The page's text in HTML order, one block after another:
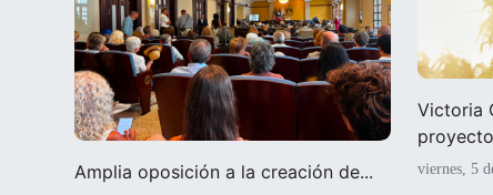
Amplia oposición a la creación de...
Victoria
viernes, 5